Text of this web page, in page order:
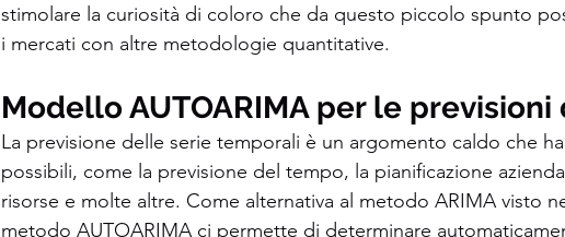
stimolare la curiosità di coloro che da questo piccolo spunto
i mercati con altre metodologie quantitative.
Modello AUTOARIMA per le previsioni
La previsione delle serie temporali è un argomento caldo che
possibili, come la previsione del tempo, la pianificazione
risorse e molte altre. Come alternativa al metodo ARIMA visto
metodo AUTOARIMA ci permette di determinare